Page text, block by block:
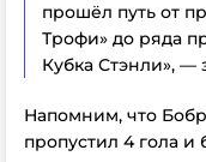
прошёл путь от
Трофи» до ряда
Кубка Стэнли», —
Напомним, что
пропустил 4 гола